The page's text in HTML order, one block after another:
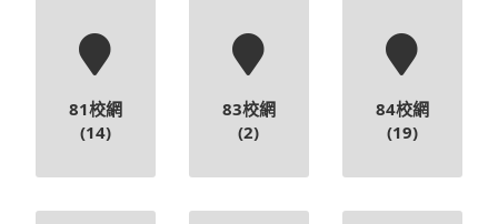
81校網
(14)
83校網
(2)
84校網
(19)